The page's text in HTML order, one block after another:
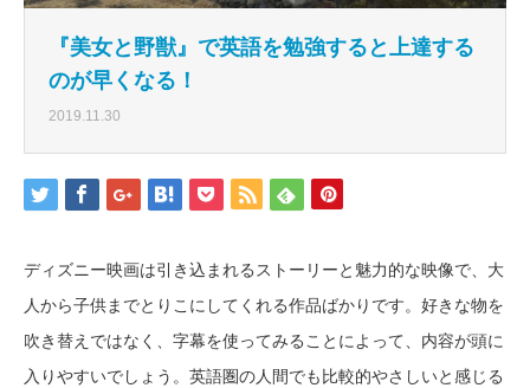
『美女と野獣』で英語を勉強すると上達する
のが早くなる！
2019.11.30
ディズニー映画は引き込まれるストーリーと魅力的な映像で、大
人から子供までとりこにしてくれる作品ばかりです。好きな物を
吹き替えではなく、字幕を使ってみることによって、内容が頭に
入りやすいでしょう。英語圏の人間でも比較的やさしいと感じる